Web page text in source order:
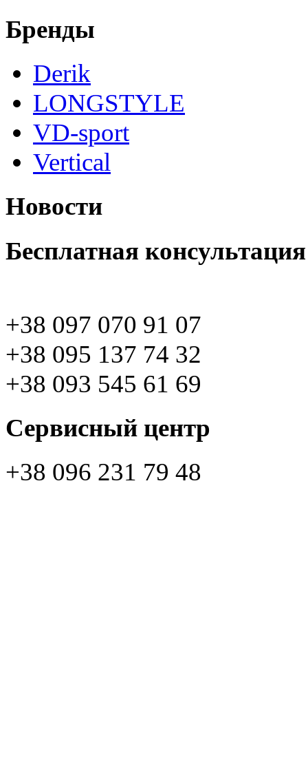
Бренды
Derik
LONGSTYLE
VD-sport
Vertical
Новости
Бесплатная консультация
+38 097 070 91 07
+38 095 137 74 32
+38 093 545 61 69
Сервисный центр
+38 096 231 79 48